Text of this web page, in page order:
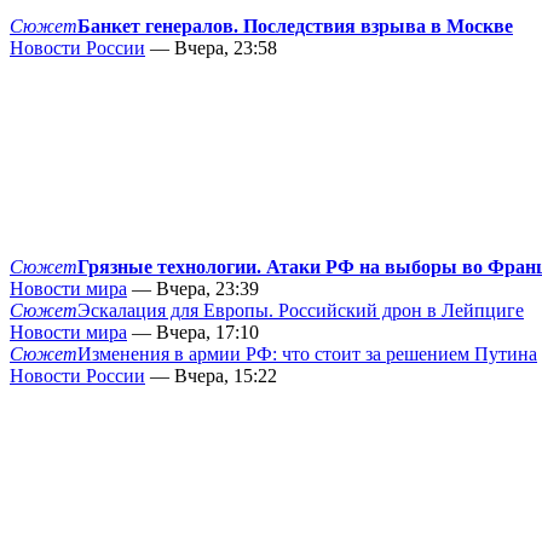
СюжетБанкет генералов. Последствия взрыва в Москве
Новости России — Вчера, 23:58
СюжетГрязные технологии. Атаки РФ на выборы во
Новости мира — Вчера, 23:39
СюжетЭскалация для Европы. Российский дрон в Лейпциге
Новости мира — Вчера, 17:10
СюжетИзменения в армии РФ: что стоит за решением Путина
Новости России — Вчера, 15:22